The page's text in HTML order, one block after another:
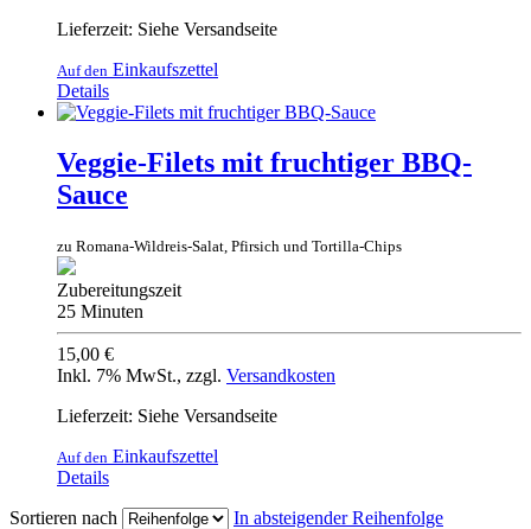
Lieferzeit: Siehe Versandseite
Auf den Einkaufszettel
Details
Veggie-Filets mit fruchtiger BBQ-
Sauce
zu Romana-Wildreis-Salat, Pfirsich und Tortilla-Chips
Zubereitungszeit
25 Minuten
15,00 €
Inkl. 7% MwSt., zzgl. Versandkosten
Lieferzeit: Siehe Versandseite
Auf den Einkaufszettel
Details
Sortieren nach
In absteigender Reihenfolge